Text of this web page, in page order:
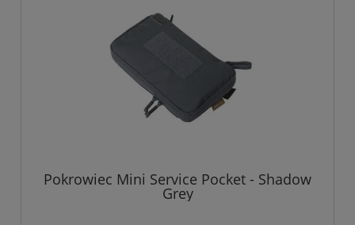
Pokrowiec Mini Service Pocket - Shadow
Grey